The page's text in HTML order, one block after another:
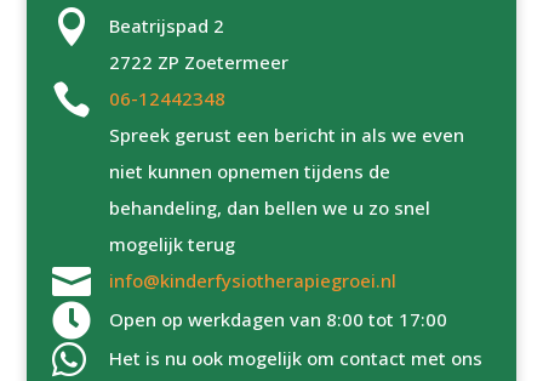

Beatrijspad 2
2722 ZP Zoetermeer

06-12442348
Spreek gerust een bericht in als we even
niet kunnen opnemen tijdens de
behandeling, dan bellen we u zo snel
mogelijk terug
 info@kinderfysiotherapiegroei.nl
 Open op werkdagen van 8:00 tot 17:00

Het is nu ook mogelijk om contact met ons